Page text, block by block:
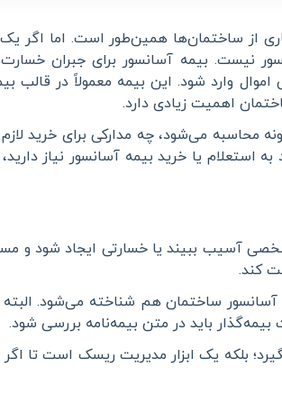
از ساختمان‌ها همین‌طور است. اما اگر
نیست. بیمه آسانسور برای جبران
وارد شود. این بیمه معمولاً در قالب
اهمیت زیادی دارد.
می‌شود، چه مدارکی برای خرید
استعلام یا خرید بیمه آسانسور نیاز
آسیب ببیند یا خسارتی ایجاد شود و
کند.
ساختمان هم شناخته می‌شود. البته
باید در متن بیمه‌نامه بررسی شود.
بلکه یک ابزار مدیریت ریسک است تا اگر